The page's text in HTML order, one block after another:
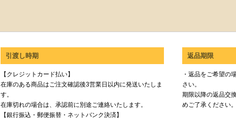
引渡し時期
【クレジットカード払い】
在庫のある商品はご注文確認後3営業日以内に発送いたしま
す。
在庫切れの場合は、承認前に別途ご連絡いたします。
【銀行振込・郵便振替・ネットバンク決済】
返品期限
・返品をご希望の
さい。
期限以降の返品交
めご了承ください。